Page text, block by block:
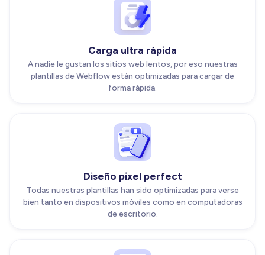
Carga ultra rápida
A nadie le gustan los sitios web lentos, por eso nuestras
plantillas de Webflow están optimizadas para cargar de
forma rápida.
Diseño pixel perfect
Todas nuestras plantillas han sido optimizadas para verse
bien tanto en dispositivos móviles como en computadoras
de escritorio.